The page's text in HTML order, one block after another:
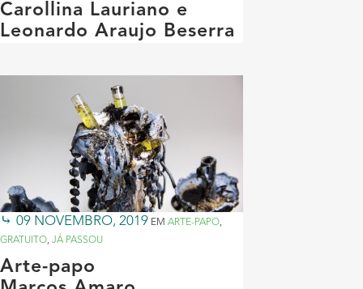
Carollina Lauriano e
Leonardo Araujo Beserra
09 NOVEMBRO, 2019 EM ARTE-PAPO,
GRATUITO, JÁ PASSOU
Arte-papo